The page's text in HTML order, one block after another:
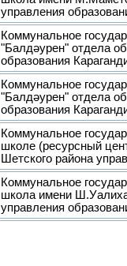
управления
Коммунальное
"Балдәурен" отдела
образования
Коммунальное
"Балдәурен" отдела
образования
Коммунальное
школе (ресурсный
Шетского района
Коммунальное
школа имени
управления